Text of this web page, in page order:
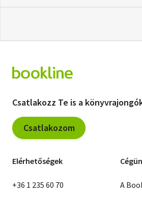
Csatlakozz Te is a
Csatlakozom
Elérhetőségek
+36 1 235 60 70
A